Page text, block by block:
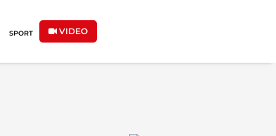
SPORT VIDEO